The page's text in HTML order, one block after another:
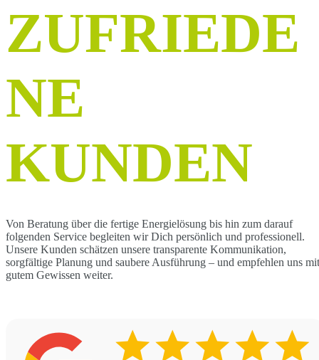
ZUFRIEDE
NE
KUNDEN
Von Beratung über die fertige Energielösung bis hin zum darauf
folgenden Service begleiten wir Dich persönlich und professionell.
Unsere Kunden schätzen unsere transparente Kommunikation,
sorgfältige Planung und saubere Ausführung – und empfehlen uns mit
gutem Gewissen weiter.